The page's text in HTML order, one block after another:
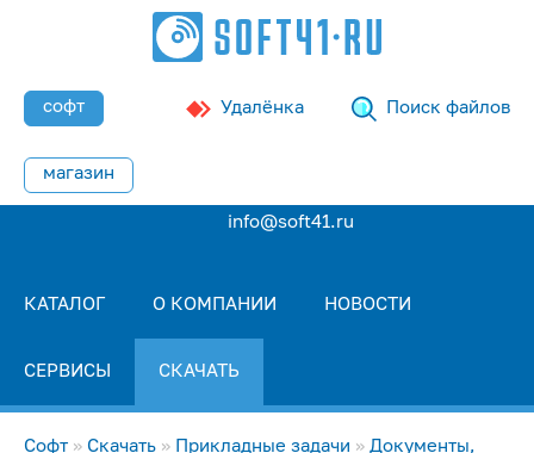
Удалёнка Поиск файлов
софт
магазин
info@soft41.ru
КАТАЛОГ О КОМПАНИИ НОВОСТИ
СЕРВИСЫ СКАЧАТЬ
Софт » Скачать » Прикладные задачи » Документы,